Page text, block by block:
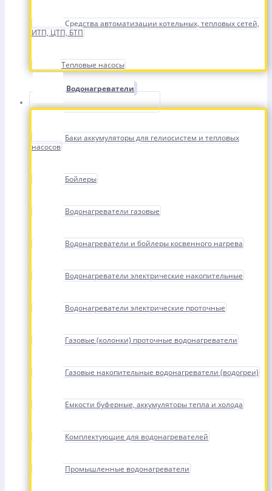
Средства автоматизации котельных, тепловых сетей,
ИТП, ЦТП, БТП
Тепловые насосы
Водонагреватели
Баки аккумуляторы для гелиосистем и тепловых
насосов
Бойлеры
Водонагреватели газовые
Водонагреватели и бойлеры косвенного нагрева
Водонагреватели электрические накопительные
Водонагреватели электрические проточные
Газовые (колонки) проточные водонагреватели
Газовые накопительные водонагреватели (водогреи)
Емкости буферные, аккумуляторы тепла и холода
Комплектующие для водонагревателей
Промышленные водонагреватели